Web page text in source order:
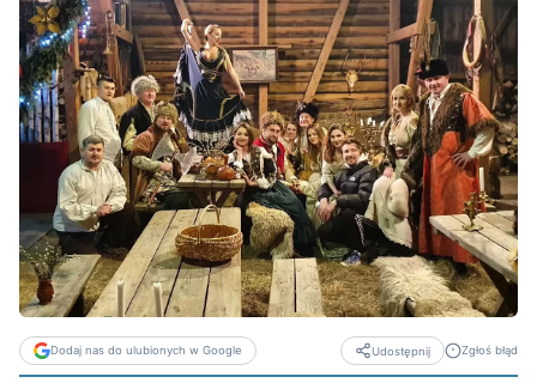
Dodaj nas do ulubionych w Google Udostępnij Zgłoś błąd